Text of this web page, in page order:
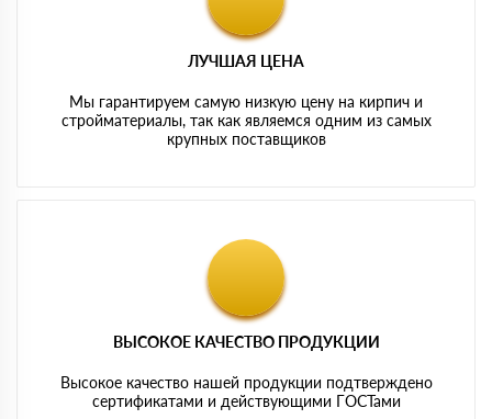
ЛУЧШАЯ ЦЕНА
Мы гарантируем самую низкую цену на кирпич и
стройматериалы, так как являемся одним из самых
крупных поставщиков
ВЫСОКОЕ КАЧЕСТВО ПРОДУКЦИИ
Высокое качество нашей продукции подтверждено
сертификатами и действующими ГОСТами